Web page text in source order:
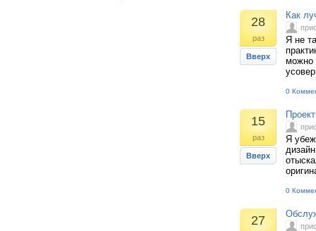
28
раз
Вверх
Как
Я не
можно
0
15
раз
Вверх
Я
0
27